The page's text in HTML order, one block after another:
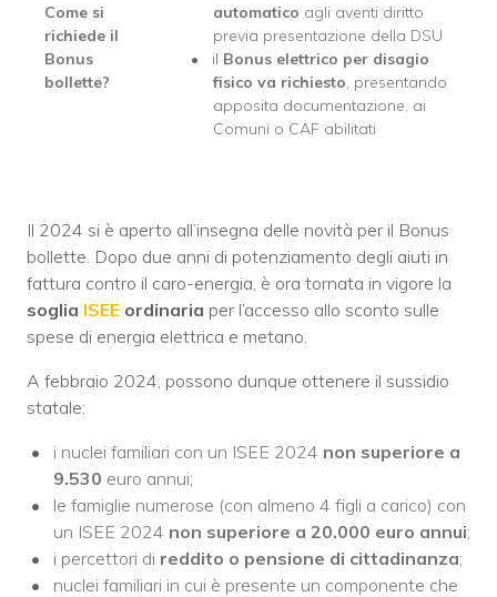
Come si
richiede il
Bonus
bollette?
automatico agli aventi diritto
previa presentazione della DSU
il Bonus elettrico per disagio
fisico va richiesto, presentando
apposita documentazione, ai
Comuni o CAF abilitati
Il 2024 si è aperto all’insegna delle novità per il Bonus
bollette. Dopo due anni di potenziamento degli aiuti in
fattura contro il caro-energia, è ora tornata in vigore la
soglia ISEE ordinaria per l’accesso allo sconto sulle
spese di energia elettrica e metano.
A febbraio 2024, possono dunque ottenere il sussidio
statale:
i nuclei familiari con un ISEE 2024 non superiore a
9.530 euro annui;
le famiglie numerose (con almeno 4 figli a carico) con
un ISEE 2024 non superiore a 20.000 euro annui;
i percettori di reddito o pensione di cittadinanza;
nuclei familiari in cui è presente un componente che